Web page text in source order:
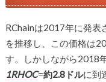
RChainは2017年に発表
を推移し、この価格は
す。しかしながら2018
1RHOC=約2.8ドルに到